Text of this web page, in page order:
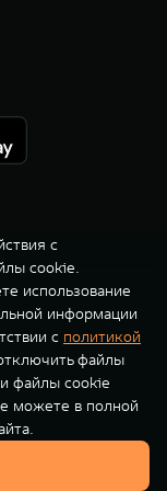
000 ₽
времени
000 ₽
с
cookie.
использование
информации
с политикой
файлы
файлы cookie
можете в полной